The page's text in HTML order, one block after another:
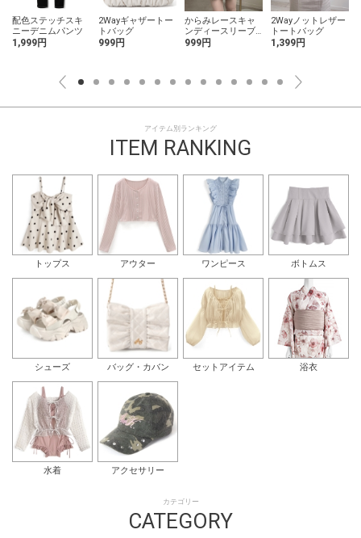
配色ステッチスキ
ニーデニムパンツ
1,999円
2Wayギャザートー
トバッグ
999円
からみレースキャ
ンディースリーブ
ボレロ
999円
2Wayノットレザー
トートバッグ
1,399円
アイテム別ランキング
ITEM RANKING
トップス アウター ワンピース ボトムス
シューズ バッグ・カバン セットアイテム 浴衣
水着 アクセサリー
カテゴリー
CATEGORY